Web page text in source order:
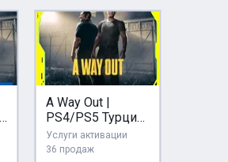
A Way Out |
PS4/PS5 Турция
Украина
Услуги активации
36 продаж